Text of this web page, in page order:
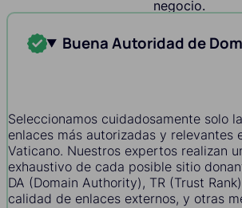
negocio.
Buena Autoridad de
Seleccionamos cuidadosamente solo
enlaces más autorizadas y relevantes
Vaticano. Nuestros expertos realizan
exhaustivo de cada posible sitio
DA (Domain Authority), TR (Trust
calidad de enlaces externos, y otras